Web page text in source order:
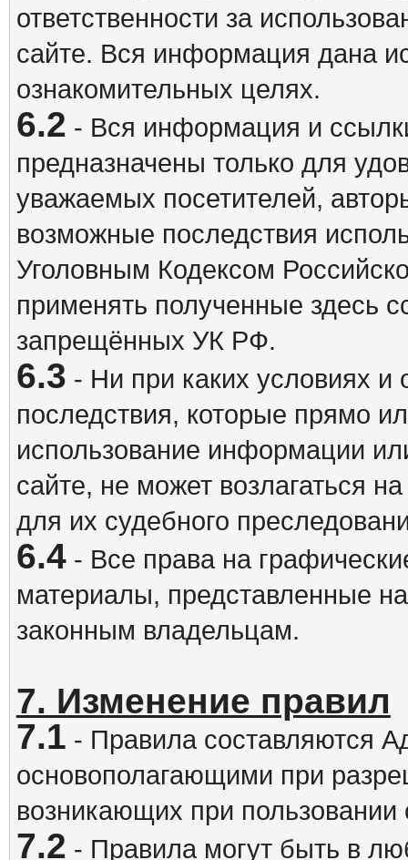
ответственности за
сайте. Вся информация дана
ознакомительных целях.
6.2 - Вся информация и
предназначены только для
уважаемых посетителей,
возможные последствия
Уголовным Кодексом
применять полученные здесь
запрещённых УК РФ.
6.3 - Ни при каких условиях и
последствия, которые прямо
использование информации
сайте, не может возлагаться
для их судебного
6.4- Все права на
материалы, представленные
законным владельцам.
7. Изменение правил
7.1 - Правила составляются
основополагающими при
возникающих при пользовании
7.2 - Правила могут быть в